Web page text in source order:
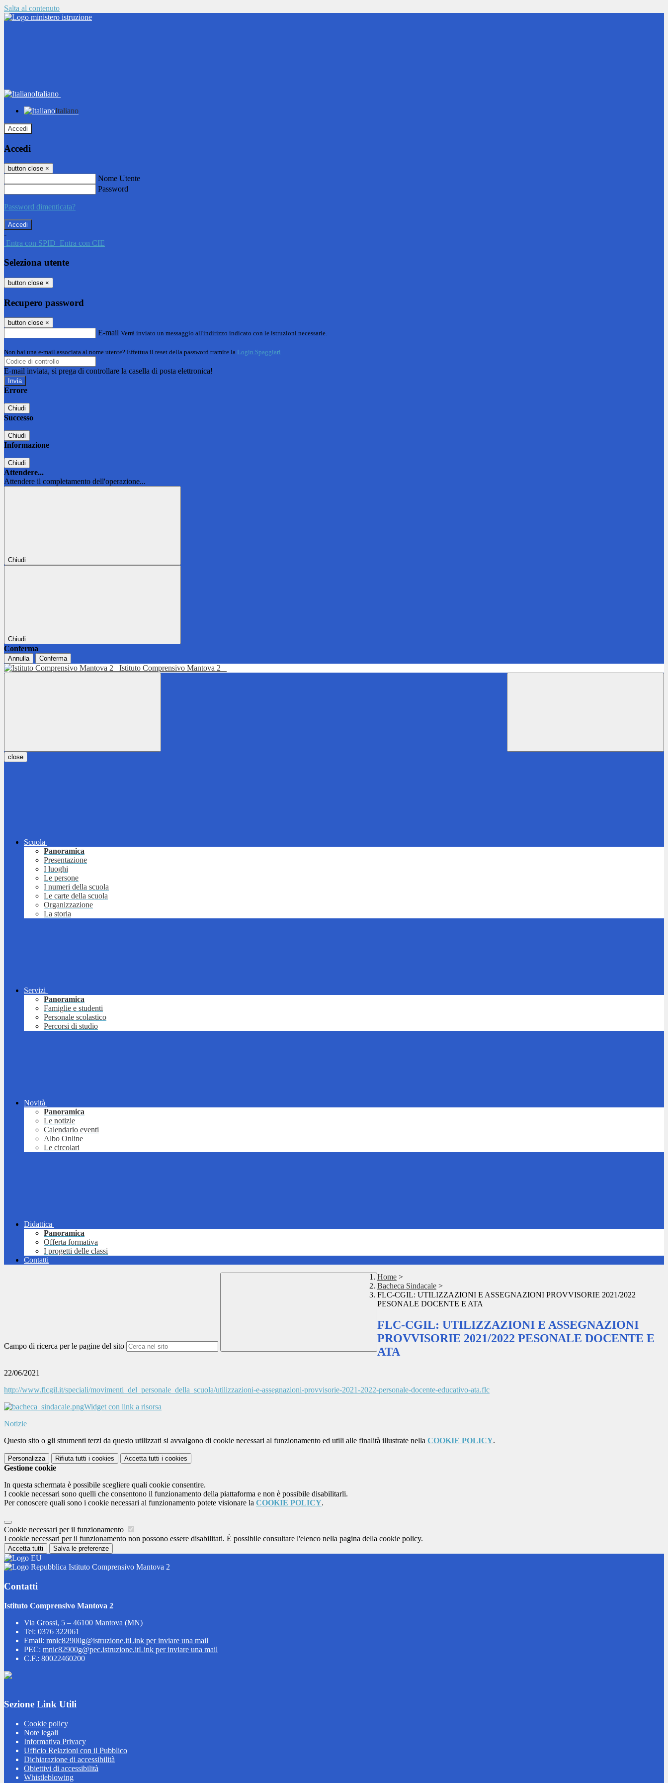
Salta al contenuto
Italiano
Italiano
Accedi
Accedi
button close ×
Nome Utente
Password
Password dimenticata?
-
Entra con SPID Entra con CIE
Seleziona utente
button close ×
Recupero password
button close ×
E-mail Verrà inviato un messaggio all'indirizzo indicato con le istruzioni necessarie.
Non hai una e-mail associata al nome utente? Effettua il reset della password tramite la Login Spaggiari
E-mail inviata, si prega di controllare la casella di posta elettronica!
Errore
Chiudi
Successo
Chiudi
Informazione
Chiudi
Attendere...
Attendere il completamento dell'operazione...
Chiudi
Chiudi
Conferma
Annulla Conferma
Istituto Comprensivo Mantova 2
close
Scuola
Panoramica
Presentazione
I luoghi
Le persone
I numeri della scuola
Le carte della scuola
Organizzazione
La storia
Servizi
Panoramica
Famiglie e studenti
Personale scolastico
Percorsi di studio
Novità
Panoramica
Le notizie
Calendario eventi
Albo Online
Le circolari
Didattica
Panoramica
Offerta formativa
I progetti delle classi
Contatti
Campo di ricerca per le pagine del sito
Home >
Bacheca Sindacale >
FLC-CGIL: UTILIZZAZIONI E ASSEGNAZIONI PROVVISORIE 2021/2022
PESONALE DOCENTE E ATA
FLC-CGIL: UTILIZZAZIONI E ASSEGNAZIONI
PROVVISORIE 2021/2022 PESONALE DOCENTE E
ATA
22/06/2021
http://www.flcgil.it/speciali/movimenti_del_personale_della_scuola/utilizzazioni-e-assegnazioni-provvisorie-2021-2022-personale-docente-educativo-ata.flc
Widget con link a risorsa
Notizie
Questo sito o gli strumenti terzi da questo utilizzati si avvalgono di cookie necessari al funzionamento ed utili alle finalità illustrate nella COOKIE POLICY.
Personalizza Rifiuta tutti i cookies Accetta tutti i cookies
Gestione cookie
In questa schermata è possibile scegliere quali cookie consentire.
I cookie necessari sono quelli che consentono il funzionamento della piattaforma e non è possibile disabilitarli.
Per conoscere quali sono i cookie necessari al funzionamento potete visionare la COOKIE POLICY.
Cookie necessari per il funzionamento
I cookie necessari per il funzionamento non possono essere disabilitati. È possibile consultare l'elenco nella pagina della cookie policy.
Accetta tutti Salva le preferenze
Istituto Comprensivo Mantova 2
Contatti
Istituto Comprensivo Mantova 2
Via Grossi, 5 – 46100 Mantova (MN)
Tel: 0376 322061
Email: mnic82900g@istruzione.itLink per inviare una mail
PEC: mnic82900g@pec.istruzione.itLink per inviare una mail
C.F.: 80022460200
Sezione Link Utili
Cookie policy
Note legali
Informativa Privacy
Ufficio Relazioni con il Pubblico
Dichiarazione di accessibilità
Obiettivi di accessibilità
Whistleblowing